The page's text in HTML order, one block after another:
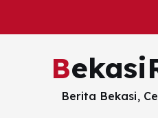
Berita Bekasi,